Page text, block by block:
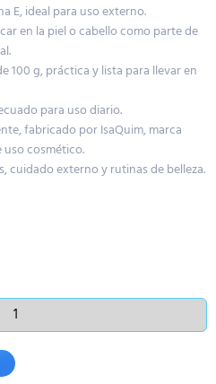
E, ideal para uso externo.
en la piel o cabello como parte de
100 g, práctica y lista para llevar en
para uso diario.
fabricado por IsaQuim, marca
cosmético.
cuidado externo y rutinas de belleza.